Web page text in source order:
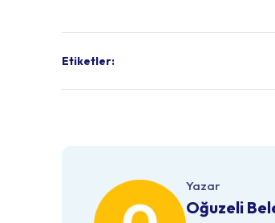
Etiketler:
Yazar
Oğuzeli